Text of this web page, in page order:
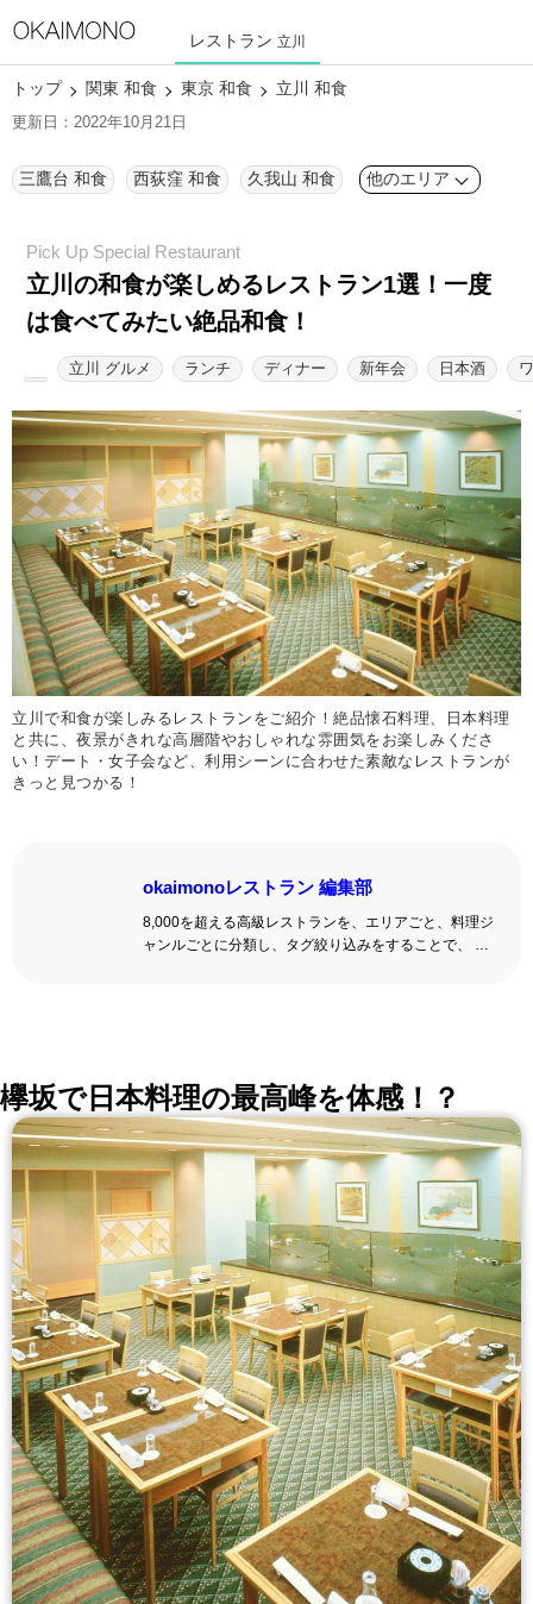
レストラン 立川
トップ 関東 和食 東京 和食 立川 和食
更新日：2022年10月21日
三鷹台 和食 西荻窪 和食 久我山 和食 他のエリア
立川の和食が楽しめるレストラン1選！ 一度
は食べてみたい絶品和食！
立川 グルメ ランチ ディナー 新年会 日本酒
立川で和食が楽しみるレストランをご紹介！絶品懐石料理、日本料理
と共に、夜景がきれな高層階やおしゃれな雰囲気をお楽しみくださ
い！デート・女子会など、利用シーンに合わせた素敵なレストランが
きっと見つかる！
okaimonoレストラン 編集部
8,000を超える高級レストランを、エリアごと、料理ジ
ャンルごとに分類し、タグ絞り込みをすることで、 い
欅坂で日本料理の最高峰を体感！？